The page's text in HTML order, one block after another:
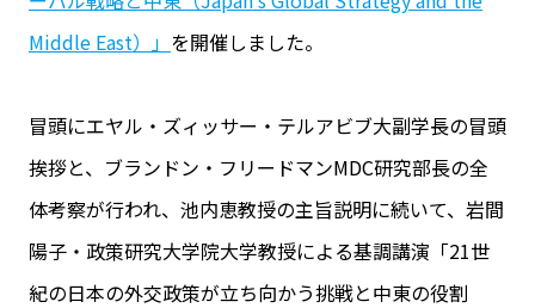
Middle East）」 を開催しました。
冒頭にエヤル・ズィッサー・テルアビブ大副学長の冒頭
挨拶と、ブランドン・フリードマンMDC研究部長の全
体考察が行われ、池内恵教授の主旨説明に続いて、岩間
陽子・政策研究大学院大学教授による基調講演「21世
紀の日本の外交政策が立ち向かう挑戦と中東の役割